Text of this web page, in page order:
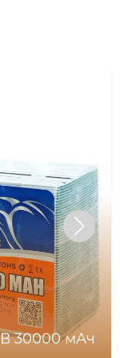
30000 мАч